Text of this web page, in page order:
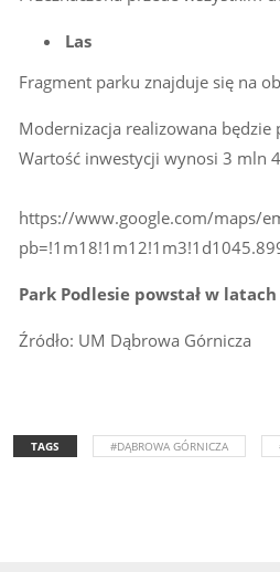
Las
Fragment parku znajduje się na
Modernizacja realizowana będzie
Wartość inwestycji wynosi 3 mln
https://www.google.com/maps/
Park Podlesie powstał w
Źródło: UM Dąbrowa Górnicza
TAGS #DĄBROWA GÓRNICZA